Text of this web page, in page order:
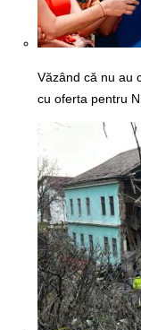
Văzând că nu au
cu oferta pentru